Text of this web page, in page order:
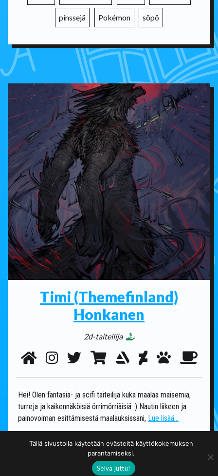
pinssejä Pokémon söpö
Timi (Themefinland)
Honkanen
2d-taiteilija
Hei! Olen fantasia- ja scifi taiteilija kuka maalaa maisemia,
turreja ja kaikennäköisiä örrimörriäisiä :) Nautin liikeen ja
painovoiman esittämisestä maalauksissani, Lue lisää...
furry/turri scifi
Tällä sivustolla käytetään evästeitä käyttökokemuksen
parantamiseksi.
Selvä juttu!